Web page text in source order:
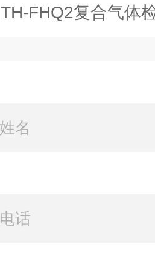
TH-FHQ2复合气体